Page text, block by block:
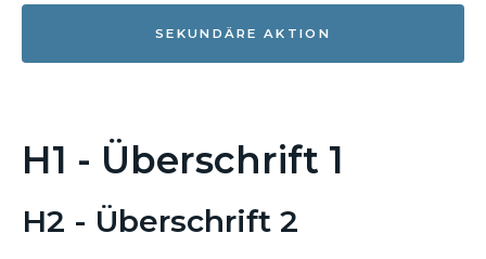
SEKUNDÄRE AKTION
H1 - Überschrift 1
H2 - Überschrift 2